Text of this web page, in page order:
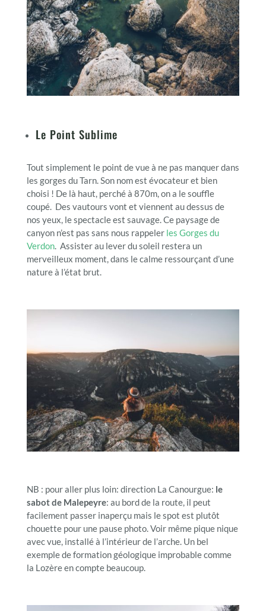
Le Point Sublime
Tout simplement le point de vue à ne pas manquer dans
les gorges du Tarn. Son nom est évocateur et bien
choisi ! De là haut, perché à 870m, on a le souffle
coupé. Des vautours vont et viennent au dessus de
nos yeux, le spectacle est sauvage. Ce paysage de
canyon n’est pas sans nous rappeler les Gorges du
Verdon. Assister au lever du soleil restera un
merveilleux moment, dans le calme ressourçant d’une
nature à l’état brut.
NB : pour aller plus loin: direction La Canourgue: le
sabot de Malepeyre: au bord de la route, il peut
facilement passer inaperçu mais le spot est plutôt
chouette pour une pause photo. Voir même pique nique
avec vue, installé à l’intérieur de l’arche. Un bel
exemple de formation géologique improbable comme
la Lozère en compte beaucoup.